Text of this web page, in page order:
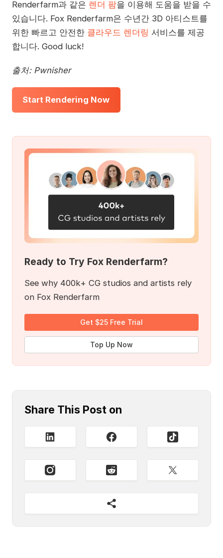
Renderfarm과 같은 렌더 팜을 이용해 도움을 받을 수
있습니다. Fox Renderfarm은 수년간 3D 아티스트를
위한 빠르고 안전한 클라우드 렌더링 서비스를 제공
합니다. Good luck!
출처: Pwnisher
Start Rendering Now
Ready to Try Fox Renderfarm?
See why 400k+ CG studios and artists rely
on Fox Renderfarm
Get $25 Free Trial
Top Up Now
Share This Post on